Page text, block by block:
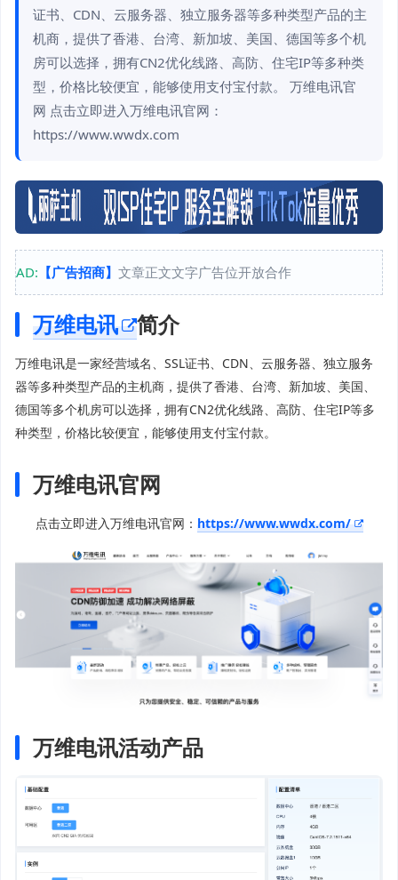
证书、CDN、云服务器、独立服务器等多种类型产品的主
机商，提供了香港、台湾、新加坡、美国、德国等多个机
房可以选择，拥有CN2优化线路、高防、住宅IP等多种类
型，价格比较便宜，能够使用支付宝付款。 万维电讯官
网 点击立即进入万维电讯官网：
https://www.wwdx.com
AD: 【广告招商】 文章正文文字广告位开放合作
万维电讯 简介
万维电讯是一家经营域名、SSL证书、CDN、云服务器、独立服务
器等多种类型产品的主机商，提供了香港、台湾、新加坡、美国、
德国等多个机房可以选择，拥有CN2优化线路、高防、住宅IP等多
种类型，价格比较便宜，能够使用支付宝付款。
万维电讯官网
点击立即进入万维电讯官网： https://www.wwdx.com/
万维电讯活动产品